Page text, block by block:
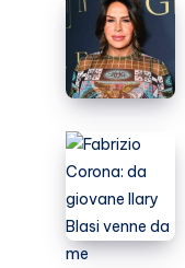
Sofia
Gascón
attaccata
da
Hollywood:
perchè?
Fabrizio
Corona:
da
giovane
Ilary